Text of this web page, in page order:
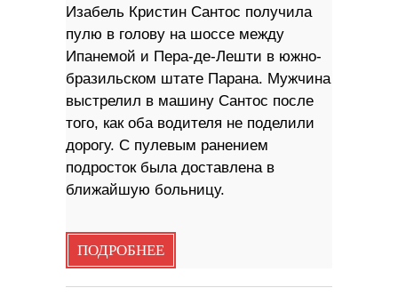
Изабель Кристин Сантос получила
пулю в голову на шоссе между
Ипанемой и Пера-де-Лешти в южно-
бразильском штате Парана. Мужчина
выстрелил в машину Сантос после
того, как оба водителя не поделили
дорогу. С пулевым ранением
подросток была доставлена в
ближайшую больницу.
ПОДРОБНЕЕ